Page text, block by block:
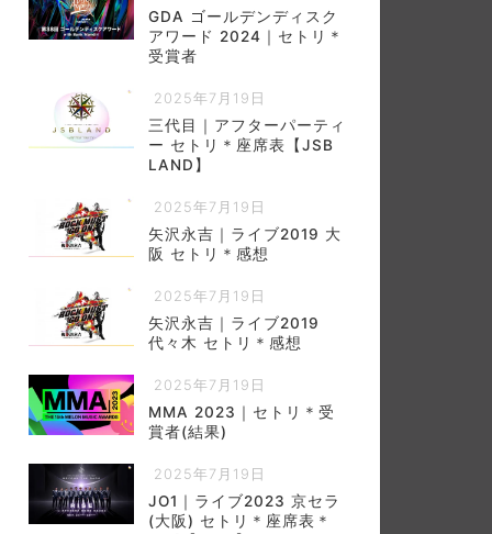
GDA ゴールデンディスク
アワード 2024｜セトリ＊
受賞者
2025年7月19日
三代目｜アフターパーティ
ー セトリ＊座席表【JSB
LAND】
2025年7月19日
矢沢永吉｜ライブ2019 大
阪 セトリ＊感想
2025年7月19日
矢沢永吉｜ライブ2019
代々木 セトリ＊感想
2025年7月19日
MMA 2023｜セトリ＊受
賞者(結果)
2025年7月19日
JO1｜ライブ2023 京セラ
(大阪) セトリ＊座席表＊